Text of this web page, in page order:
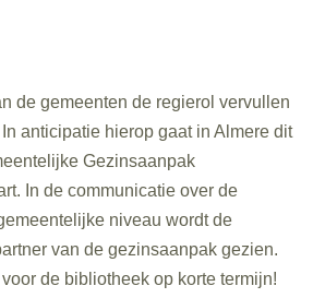
de gemeenten de regierol vervullen
anticipatie hierop gaat in Almere dit
Gezinsaanpak
In de communicatie over de
niveau wordt de
van de gezinsaanpak gezien.
de bibliotheek op korte termijn!